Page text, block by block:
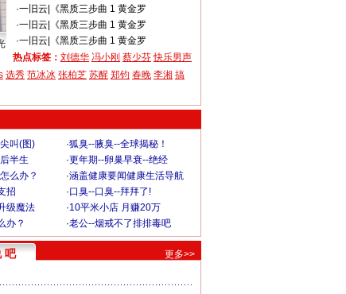
·一旧云|
《黑质三步曲 1 黄金罗
·一旧云|
《黑质三步曲 1 黄金罗
·一旧云|
《黑质三步曲 1 黄金罗
热点标签： 刘德华 冯小刚 蔡少芬 快乐男声
选秀 范冰冰 张柏芝 苏醒 郑钧 春晚 李湘 搞
叫(图) ·狐臭--腋臭--全球揭秘！
半生 ·更年期--卵巢早衰--绝经
么办？ ·涵盖健康要闻健康生活导航
招 ·口臭--口臭--拜拜了!
级魔法 ·10平米小店 月赚20万
办？ ·老公--烟戒不了排排毒吧
吧 更多>>